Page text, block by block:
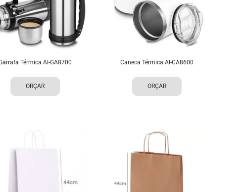
Térmica AI-GA8700
ORÇAR
Caneca Térmica AI-CA8600
ORÇAR